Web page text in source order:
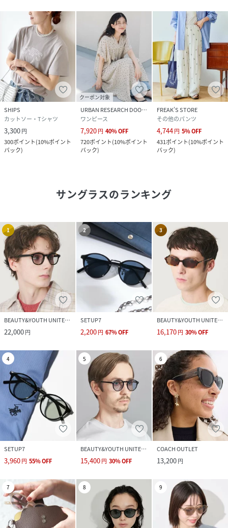
SHIPS
カットソー・Tシャツ
3,300円
300ポイント(10%ポイント
バック)
クーポン対象
URBAN RESEARCH DOORS
ワンピース
7,920円 40%OFF
720ポイント(10%ポイント
バック)
FREAK’S STORE
その他のパンツ
4,744円 5%OFF
431ポイント(10%ポイント
バック)
サングラスのランキング
1
BEAUTY&YOUTH UNITED ARROWS
22,000円
2
SETUP7
2,200円 67%OFF
3
BEAUTY&YOUTH UNITED ARROWS
16,170円 30%OFF
4
SETUP7
3,960円 55%OFF
5
BEAUTY&YOUTH UNITED ARROWS
15,400円 30%OFF
6
COACH OUTLET
13,200円
7 8 9